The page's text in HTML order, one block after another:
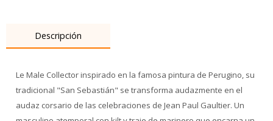
Descripción
Le Male Collector inspirado en la famosa pintura de Perugino, su
tradicional "San Sebastián" se transforma audazmente en el
audaz corsario de las celebraciones de Jean Paul Gaultier. Un